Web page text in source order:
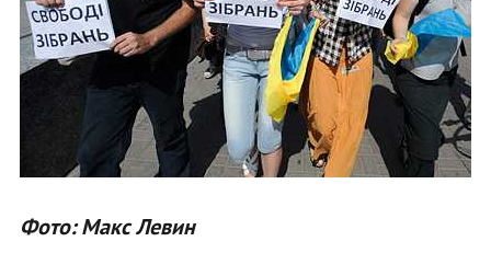
Фото: Макс Левин